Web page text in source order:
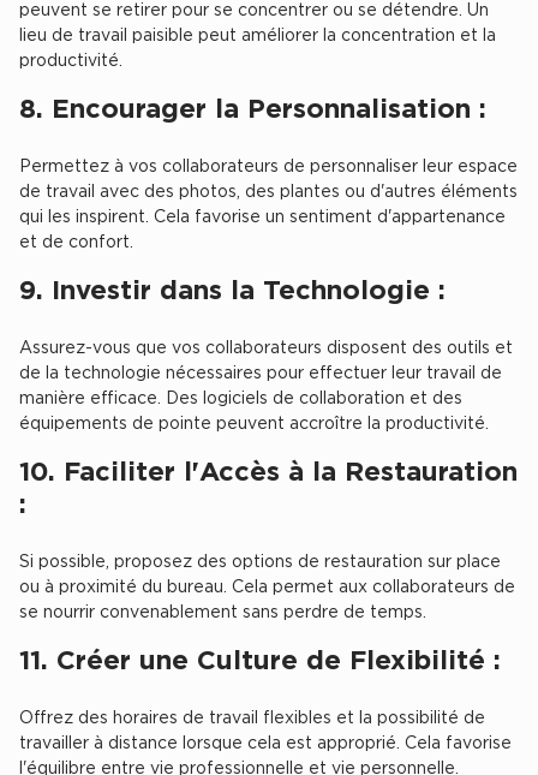
Bureaux privés
Bureaux privés à Paris
Bureaux privés à Lyon
Bureaux privés à Neuilly-sur-Seine
Bureaux privés à Lille
Plateaux opérés
Plateaux opérés à Lyon
Plateaux opérés à Neuilly-sur-Seine
Plateaux opérés à Boulogne-Billancourt
Bureaux privés avec terrasse
Guide & Conseils
Livrets blancs & Études
peuvent se retirer pour se concentrer ou se détendre. Un
lieu de travail paisible peut améliorer la concentration et la
productivité.
8. Encourager la Personnalisation :
Permettez à vos collaborateurs de personnaliser leur espace
de travail avec des photos, des plantes ou d'autres éléments
qui les inspirent. Cela favorise un sentiment d'appartenance
et de confort.
9. Investir dans la Technologie :
Assurez-vous que vos collaborateurs disposent des outils et
de la technologie nécessaires pour effectuer leur travail de
manière efficace. Des logiciels de collaboration et des
équipements de pointe peuvent accroître la productivité.
10. Faciliter l'Accès à la Restauration
:
Si possible, proposez des options de restauration sur place
ou à proximité du bureau. Cela permet aux collaborateurs de
se nourrir convenablement sans perdre de temps.
11. Créer une Culture de Flexibilité :
Offrez des horaires de travail flexibles et la possibilité de
travailler à distance lorsque cela est approprié. Cela favorise
l'équilibre entre vie professionnelle et vie personnelle.